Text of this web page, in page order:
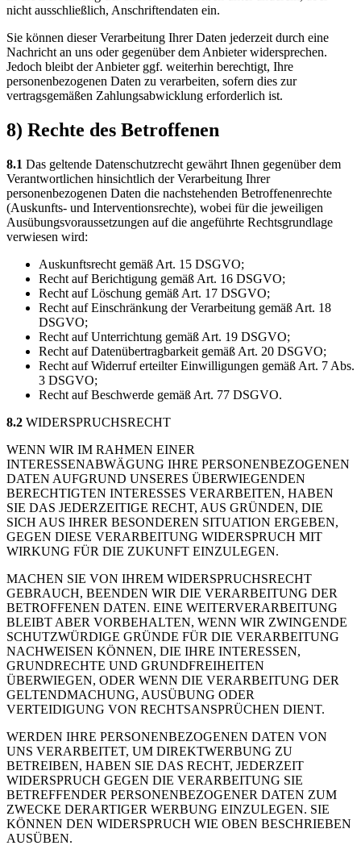
nicht ausschließlich, Anschriftendaten ein.
Sie können dieser Verarbeitung Ihrer Daten jederzeit durch eine
Nachricht an uns oder gegenüber dem Anbieter widersprechen.
Jedoch bleibt der Anbieter ggf. weiterhin berechtigt, Ihre
personenbezogenen Daten zu verarbeiten, sofern dies zur
vertragsgemäßen Zahlungsabwicklung erforderlich ist.
8) Rechte des Betroffenen
8.1 Das geltende Datenschutzrecht gewährt Ihnen gegenüber dem
Verantwortlichen hinsichtlich der Verarbeitung Ihrer
personenbezogenen Daten die nachstehenden Betroffenenrechte
(Auskunfts- und Interventionsrechte), wobei für die jeweiligen
Ausübungsvoraussetzungen auf die angeführte Rechtsgrundlage
verwiesen wird:
Auskunftsrecht gemäß Art. 15 DSGVO;
Recht auf Berichtigung gemäß Art. 16 DSGVO;
Recht auf Löschung gemäß Art. 17 DSGVO;
Recht auf Einschränkung der Verarbeitung gemäß Art. 18
DSGVO;
Recht auf Unterrichtung gemäß Art. 19 DSGVO;
Recht auf Datenübertragbarkeit gemäß Art. 20 DSGVO;
Recht auf Widerruf erteilter Einwilligungen gemäß Art. 7 Abs.
3 DSGVO;
Recht auf Beschwerde gemäß Art. 77 DSGVO.
8.2 WIDERSPRUCHSRECHT
WENN WIR IM RAHMEN EINER
INTERESSENABWÄGUNG IHRE PERSONENBEZOGENEN
DATEN AUFGRUND UNSERES ÜBERWIEGENDEN
BERECHTIGTEN INTERESSES VERARBEITEN, HABEN
SIE DAS JEDERZEITIGE RECHT, AUS GRÜNDEN, DIE
SICH AUS IHRER BESONDEREN SITUATION ERGEBEN,
GEGEN DIESE VERARBEITUNG WIDERSPRUCH MIT
WIRKUNG FÜR DIE ZUKUNFT EINZULEGEN.
MACHEN SIE VON IHREM WIDERSPRUCHSRECHT
GEBRAUCH, BEENDEN WIR DIE VERARBEITUNG DER
BETROFFENEN DATEN. EINE WEITERVERARBEITUNG
BLEIBT ABER VORBEHALTEN, WENN WIR ZWINGENDE
SCHUTZWÜRDIGE GRÜNDE FÜR DIE VERARBEITUNG
NACHWEISEN KÖNNEN, DIE IHRE INTERESSEN,
GRUNDRECHTE UND GRUNDFREIHEITEN
ÜBERWIEGEN, ODER WENN DIE VERARBEITUNG DER
GELTENDMACHUNG, AUSÜBUNG ODER
VERTEIDIGUNG VON RECHTSANSPRÜCHEN DIENT.
WERDEN IHRE PERSONENBEZOGENEN DATEN VON
UNS VERARBEITET, UM DIREKTWERBUNG ZU
BETREIBEN, HABEN SIE DAS RECHT, JEDERZEIT
WIDERSPRUCH GEGEN DIE VERARBEITUNG SIE
BETREFFENDER PERSONENBEZOGENER DATEN ZUM
ZWECKE DERARTIGER WERBUNG EINZULEGEN. SIE
KÖNNEN DEN WIDERSPRUCH WIE OBEN BESCHRIEBEN
AUSÜBEN.